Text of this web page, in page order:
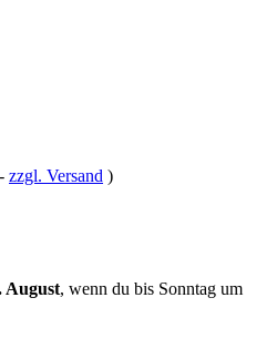
- zzgl. Versand )
August, wenn du bis Sonntag um